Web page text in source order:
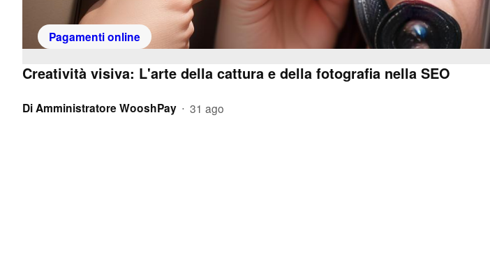
Pagamenti online
Creatività visiva: L'arte della cattura e della fotografia nella SEO
DiAmministratore WooshPay • 31 ago